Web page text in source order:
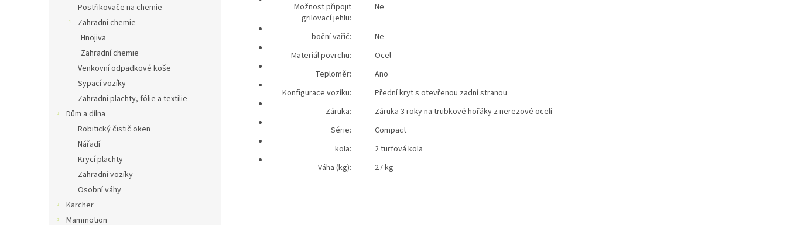
Postřikovače na chemie
Zahradní chemie
Hnojiva
Zahradní chemie
Venkovní odpadkové koše
Sypací vozíky
Zahradní plachty, fólie a textilie
Dům a dílna
Robitický čistič oken
Nářadí
Krycí plachty
Zahradní vozíky
Osobní váhy
Kärcher
Mammotion
Možnost připojit
grilovací jehlu:
Ne
boční vařič:
Ne
Materiál povrchu:
Ocel
Teploměr:
Ano
Konfigurace vozíku:
Přední kryt s otevřenou zadní stranou
Záruka:
Záruka 3 roky na trubkové hořáky z nerezové oceli
Série:
Compact
kola:
2 turfová kola
Váha (kg):
27 kg